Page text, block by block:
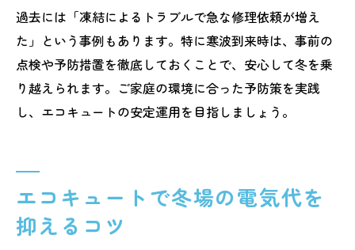
過去には「凍結によるトラブルで急な修理依頼が増え
た」という事例もあります。特に寒波到来時は、事前の
点検や予防措置を徹底しておくことで、安心して冬を乗
り越えられます。ご家庭の環境に合った予防策を実践
し、エコキュートの安定運用を目指しましょう。
エコキュートで冬場の電気代を
抑えるコツ